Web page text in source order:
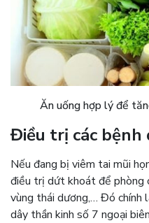
Ăn uống hợp lý để
Điều trị các
Nếu đang bị viêm tai mũi
điều trị dứt khoát để phòng
vùng thái dương,… Đó chính
dây thần kinh số 7 ngoại